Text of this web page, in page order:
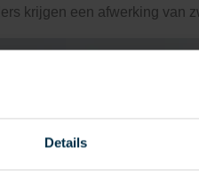
Details
krijgen een afwerking van